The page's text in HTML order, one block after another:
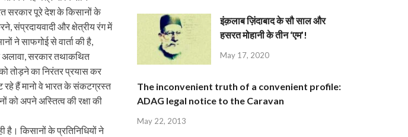
सरकार पूरे देश के किसानों के
संप्रदायवादी और क्षेत्रीय रंग में
ने साफगोई से वार्ता की है,
अलावा, सरकार तथाकथित
तोड़ने का निरंतर प्रयास कर
रहे हैं मानो वे भारत के संकटग्रस्त
को अपने अस्तित्व की रक्षा की
है। किसानों के प्रतिनिधियों ने
इंक़लाब ज़िंदाबाद के सौ साल और
हसरत मोहानी के तीन ‘एम’!
May 17, 2020
The inconvenient truth of a convenient profile:
ADAG legal notice to the Caravan
May 22, 2013